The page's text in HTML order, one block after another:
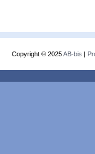
Copyright © 2025AB-bis |